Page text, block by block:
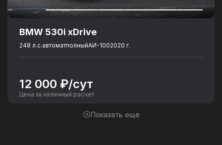
BMW 530i xDrive
248 л.с.автоматполныйАИ-1002020 г.
12 000 ₽/сут
Цена за наличный расчет
Показать еще